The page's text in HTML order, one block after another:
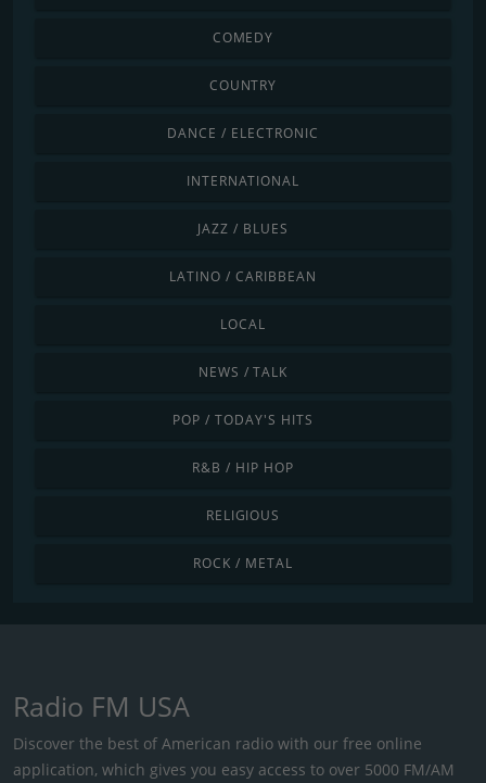
COMEDY
COUNTRY
DANCE / ELECTRONIC
INTERNATIONAL
JAZZ / BLUES
LATINO / CARIBBEAN
LOCAL
NEWS / TALK
POP / TODAY'S HITS
R&B / HIP HOP
RELIGIOUS
ROCK / METAL
Radio FM USA
Discover the best of American radio with our free online
application, which gives you easy access to over 5000 FM/AM